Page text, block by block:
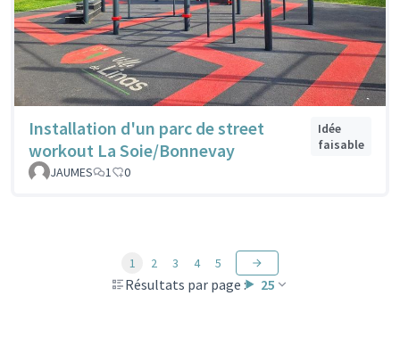
Installation d'un parc de street
workout La Soie/Bonnevay
Idée
faisable
JAUMES
1 0
Résultats par page : 25
1 2 3 4 5